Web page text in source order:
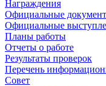
Награждения
Официальные
Официальные
Планы работы
Отчеты о работе
Результаты проверок
Перечень
Совет